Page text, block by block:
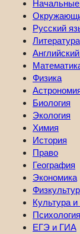
Русский
Литература
Физика
Биология
Экология
Химия
История
Право
География
Экономика
Культура и
Психология
ЕГЭ и ГИА